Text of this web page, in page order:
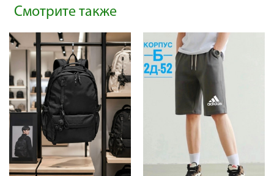
Смотрите также